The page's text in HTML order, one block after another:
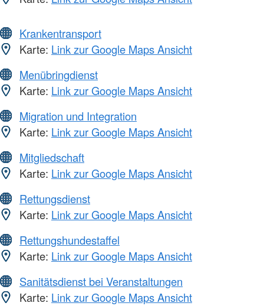
Krankentransport
Karte: Link zur Google Maps Ansicht
Menübringdienst
Karte: Link zur Google Maps Ansicht
Migration und Integration
Karte: Link zur Google Maps Ansicht
Mitgliedschaft
Karte: Link zur Google Maps Ansicht
Rettungsdienst
Karte: Link zur Google Maps Ansicht
Rettungshundestaffel
Karte: Link zur Google Maps Ansicht
Sanitätsdienst bei Veranstaltungen
Karte: Link zur Google Maps Ansicht